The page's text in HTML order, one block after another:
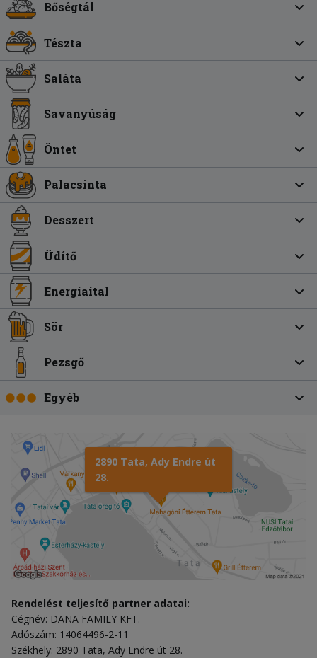
Bőségtál
Tészta
Saláta
Savanyúság
Öntet
Palacsinta
Desszert
Üdítő
Energiaital
Sör
Pezsgő
Egyéb
2890 Tata, Ady Endre út
28.
Rendelést teljesítő partner adatai:
Cégnév: DANA FAMILY KFT.
Adószám: 14064496-2-11
Székhely: 2890 Tata, Ady Endre út 28.